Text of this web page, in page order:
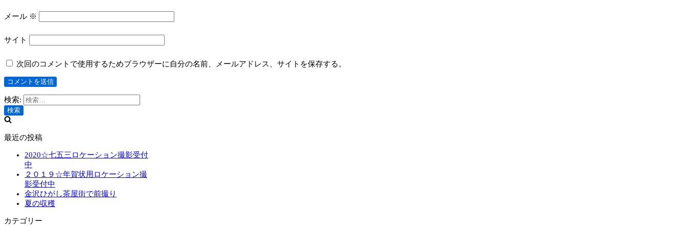
メール ※
サイト
次回のコメントで使用するためブラウザーに自分の名前、メールアドレス、サイトを保存する。
検索:
最近の投稿
2020☆七五三ロケーション撮影受付
中
２０１９☆年賀状用ロケーション撮
影受付中
金沢ひがし茶屋街で前撮り
夏の収穫
カテゴリー